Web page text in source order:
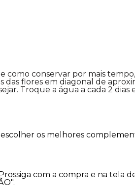
como conservar por mais
flores em diagonal de
Troque a água a cada 2
os melhores
com a compra e na tela